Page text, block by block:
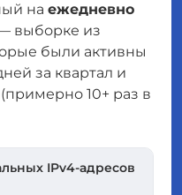
на ежедневно
выборке из
были активны
за квартал и
10+ раз в
IPv4-адресов